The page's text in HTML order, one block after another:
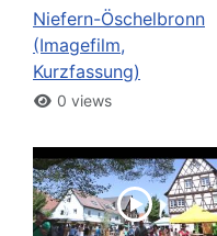
Niefern-Öschelbronn
(Imagefilm,
Kurzfassung)
0 views